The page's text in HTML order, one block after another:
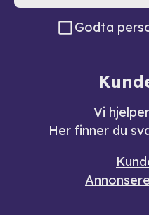
Godta
Vi
Her finner du